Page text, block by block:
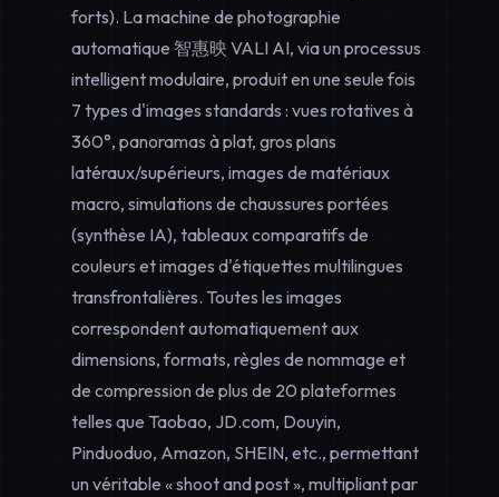
forts). La machine de photographie
automatique 智惠映 VALI AI, via un processus
intelligent modulaire, produit en une seule fois
7 types d'images standards : vues rotatives à
360°, panoramas à plat, gros plans
latéraux/supérieurs, images de matériaux
macro, simulations de chaussures portées
(synthèse IA), tableaux comparatifs de
couleurs et images d'étiquettes multilingues
transfrontalières. Toutes les images
correspondent automatiquement aux
dimensions, formats, règles de nommage et
de compression de plus de 20 plateformes
telles que Taobao, JD.com, Douyin,
Pinduoduo, Amazon, SHEIN, etc., permettant
un véritable « shoot and post », multipliant par